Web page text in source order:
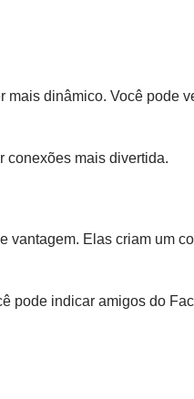
mais dinâmico. Você pode
conexões mais divertida.
vantagem. Elas criam um
pode indicar amigos do